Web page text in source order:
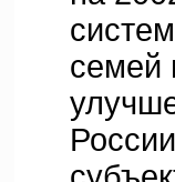
семей